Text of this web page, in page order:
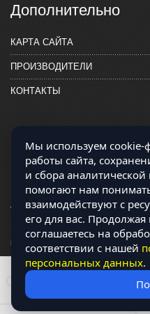
Дополнительно
КАРТА САЙТА
ПРОИЗВОДИТЕЛИ
КОНТАКТЫ
Магазин работает на OCLite
компоненты © 2026
Мы используем
работы сайта,
и сбора
помогают нам
взаимодействуют с
его для вас.
соглашаетесь на
соответствии с нашей
персональных данных.